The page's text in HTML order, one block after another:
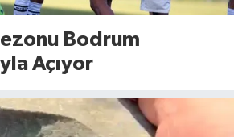
Bodrum
Açıyor